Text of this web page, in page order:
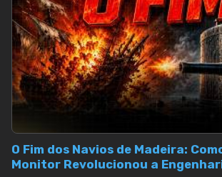
O Fim dos Navios de Madeira:
Monitor Revolucionou a